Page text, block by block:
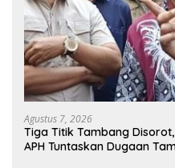
Agustus 7, 2026
Tiga Titik Tambang
APH Tuntaskan Dugaan